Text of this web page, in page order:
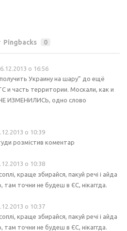
Pingbacks 0
о 16:56
Украину на шару” до ещё
и часть территории. Москали, как и
ИЗМЕНИЛИСЬ, одно слово
о 10:39
розмістив коментар
о 10:38
краще збирайся, пакуй речі і айда
точни не будеш в ЄС, нікаггда.
о 10:37
краще збирайся, пакуй речі і айда
точни не будеш в ЄС, нікаггда.